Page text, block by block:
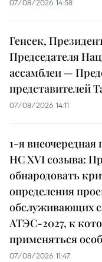
07/08/2026 14:58
Генсек,
Председателя
ассамблеи —
представителей
07/08/2026 14:11
1-я внеочередная
НС XVI созыва:
обнародовать
определения
обслуживающих
АТЭС-2027, к
применяться
07/08/2026 11:47